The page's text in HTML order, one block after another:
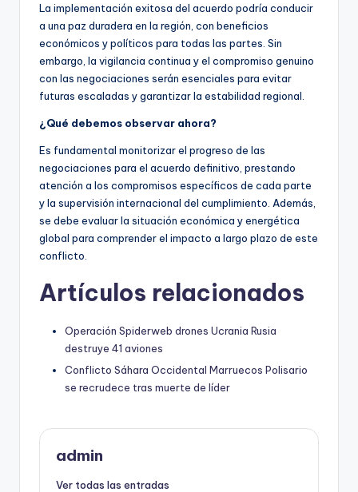
La implementación exitosa del acuerdo podría conducir
a una paz duradera en la región, con beneficios
económicos y políticos para todas las partes. Sin
embargo, la vigilancia continua y el compromiso genuino
con las negociaciones serán esenciales para evitar
futuras escaladas y garantizar la estabilidad regional.
¿Qué debemos observar ahora?
Es fundamental monitorizar el progreso de las
negociaciones para el acuerdo definitivo, prestando
atención a los compromisos específicos de cada parte
y la supervisión internacional del cumplimiento. Además,
se debe evaluar la situación económica y energética
global para comprender el impacto a largo plazo de este
conflicto.
Artículos relacionados
Operación Spiderweb drones Ucrania Rusia
destruye 41 aviones
Conflicto Sáhara Occidental Marruecos Polisario
se recrudece tras muerte de líder
admin
Ver todas las entradas